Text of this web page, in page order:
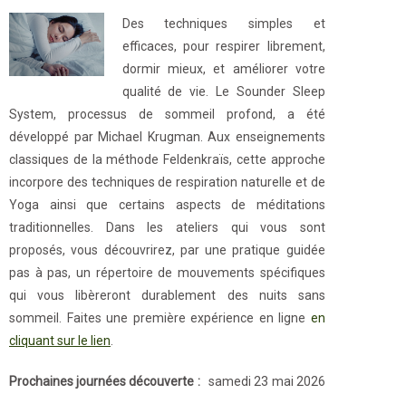
Des techniques simples et
efficaces, pour respirer librement,
dormir mieux, et améliorer votre
qualité de vie. Le Sounder Sleep
System, processus de sommeil profond, a été
développé par Michael Krugman. Aux enseignements
classiques de la méthode Feldenkraïs, cette approche
incorpore des techniques de respiration naturelle et de
Yoga ainsi que certains aspects de méditations
traditionnelles. Dans les ateliers qui vous sont
proposés, vous découvrirez, par une pratique guidée
pas à pas, un répertoire de mouvements spécifiques
qui vous libèreront durablement des nuits sans
sommeil. Faites une première expérience en ligne en
cliquant sur le lien
Prochaines journées découverte :samedi 23 mai 2026